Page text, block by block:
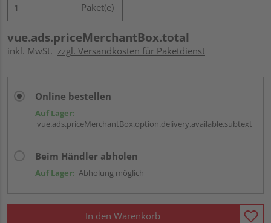
Paket(e)
vue.ads.priceMerchantBox.total
inkl. MwSt. zzgl. Versandkosten für Paketdienst
Online bestellen
Auf Lager:
vue.ads.priceMerchantBox.option.delivery.available.subtext
Beim Händler abholen
Auf Lager: Abholung möglich
In den Warenkorb